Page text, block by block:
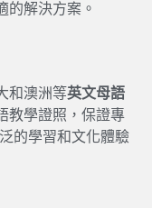
的解決方案。
和澳洲等英文母語
教學證照，保證專
的學習和文化體驗